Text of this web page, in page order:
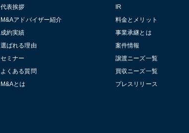
代表挨拶
M&Aアドバイザー紹介
成約実績
選ばれる理由
セミナー
よくある質問
M&Aとは
IR
料金とメリット
事業承継とは
案件情報
譲渡ニーズ一覧
買収ニーズ一覧
プレスリリース